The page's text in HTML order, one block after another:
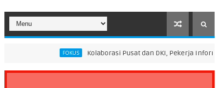
Kolaborasi Pusat dan DKI, Pekerja Informal Sektor